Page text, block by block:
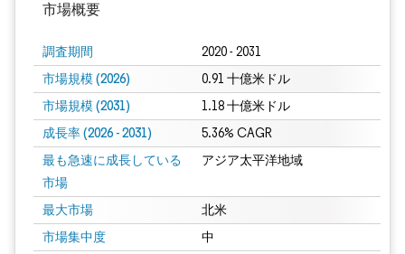
市場概要
調査期間 2020 - 2031
市場規模 (2026) 0.91 十億米ドル
市場規模 (2031) 1.18 十億米ドル
成長率 (2026 - 2031) 5.36% CAGR
最も急速に成長している
市場
アジア太平洋地域
最大市場 北米
市場集中度 中